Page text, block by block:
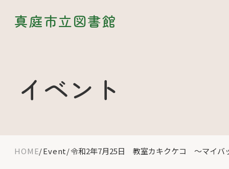
真庭市立図書館
イベント
HOME Event 令和2年7月25日 教室カキクケコ ～マイバ